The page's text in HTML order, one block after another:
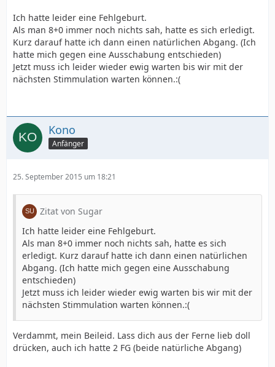
Ich hatte leider eine Fehlgeburt.
Als man 8+0 immer noch nichts sah, hatte es sich erledigt.
Kurz darauf hatte ich dann einen natürlichen Abgang. (Ich
hatte mich gegen eine Ausschabung entschieden)
Jetzt muss ich leider wieder ewig warten bis wir mit der
nächsten Stimmulation warten können.:(
Kono
Anfänger
25. September 2015 um 18:21
Zitat von Sugar
Ich hatte leider eine Fehlgeburt.
Als man 8+0 immer noch nichts sah, hatte es sich
erledigt. Kurz darauf hatte ich dann einen natürlichen
Abgang. (Ich hatte mich gegen eine Ausschabung
entschieden)
Jetzt muss ich leider wieder ewig warten bis wir mit der
nächsten Stimmulation warten können.:(
Verdammt, mein Beileid. Lass dich aus der Ferne lieb doll
drücken, auch ich hatte 2 FG (beide natürliche Abgang)